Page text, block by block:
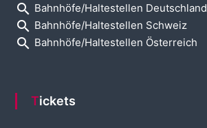
search Bahnhöfe/Haltestellen Deutschland
search Bahnhöfe/Haltestellen Schweiz
search Bahnhöfe/Haltestellen Österreich
Tickets